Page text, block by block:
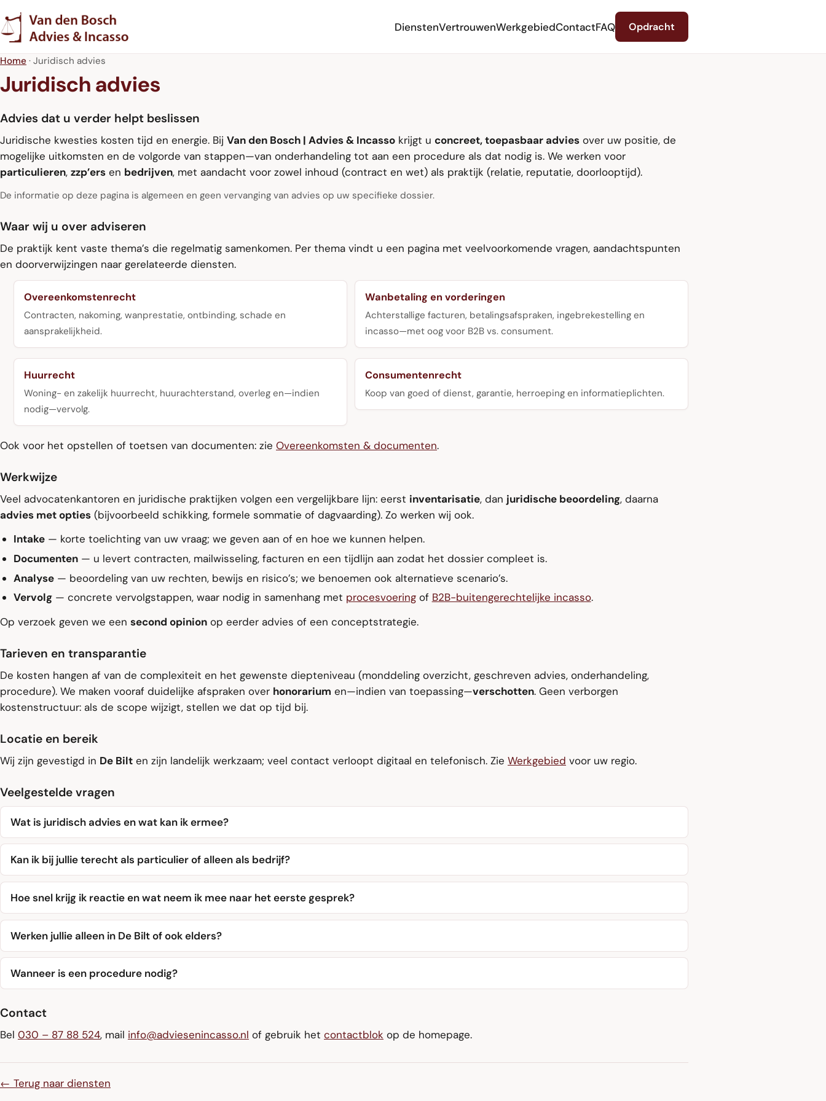
DienstenVertrouwenWerkgebiedContactFAQ Opdracht
Home · Juridisch advies
Juridisch advies
Advies dat u verder helpt beslissen
Juridische kwesties kosten tijd en energie. Bij Van den Bosch | Advies & Incasso krijgt u concreet, toepasbaar advies over uw positie, de
mogelijke uitkomsten en de volgorde van stappen—van onderhandeling tot aan een procedure als dat nodig is. We werken voor
particulieren, zzp’ers en bedrijven, met aandacht voor zowel inhoud (contract en wet) als praktijk (relatie, reputatie, doorlooptijd).
De informatie op deze pagina is algemeen en geen vervanging van advies op uw specifieke dossier.
Waar wij u over adviseren
De praktijk kent vaste thema’s die regelmatig samenkomen. Per thema vindt u een pagina met veelvoorkomende vragen, aandachtspunten
en doorverwijzingen naar gerelateerde diensten.
Overeenkomstenrecht
Contracten, nakoming, wanprestatie, ontbinding, schade en
aansprakelijkheid.
Wanbetaling en vorderingen
Achterstallige facturen, betalingsafspraken, ingebrekestelling en
incasso—met oog voor B2B vs. consument.
Huurrecht
Woning- en zakelijk huurrecht, huurachterstand, overleg en—indien
nodig—vervolg.
Consumentenrecht
Koop van goed of dienst, garantie, herroeping en informatieplichten.
Ook voor het opstellen of toetsen van documenten: zie Overeenkomsten & documenten.
Werkwijze
Veel advocatenkantoren en juridische praktijken volgen een vergelijkbare lijn: eerst inventarisatie, dan juridische beoordeling, daarna
advies met opties (bijvoorbeeld schikking, formele sommatie of dagvaarding). Zo werken wij ook.
Intake— korte toelichting van uw vraag; we geven aan of en hoe we kunnen helpen.
Documenten— u levert contracten, mailwisseling, facturen en een tijdlijn aan zodat het dossier compleet is.
Analyse— beoordeling van uw rechten, bewijs en risico’s; we benoemen ook alternatieve scenario’s.
Vervolg— concrete vervolgstappen, waar nodig in samenhang met procesvoeringof B2B-buitengerechtelijke incasso.
Op verzoek geven we een second opinion op eerder advies of een conceptstrategie.
Tarieven en transparantie
De kosten hangen af van de complexiteit en het gewenste diepteniveau (monddeling overzicht, geschreven advies, onderhandeling,
procedure). We maken vooraf duidelijke afspraken over honorarium en—indien van toepassing—verschotten. Geen verborgen
kostenstructuur: als de scope wijzigt, stellen we dat op tijd bij.
Locatie en bereik
Wij zijn gevestigd in De Bilt en zijn landelijk werkzaam; veel contact verloopt digitaal en telefonisch. Zie Werkgebied voor uw regio.
Veelgestelde vragen
Wat is juridisch advies en wat kan ik ermee?
Kan ik bij jullie terecht als particulier of alleen als bedrijf?
Hoe snel krijg ik reactie en wat neem ik mee naar het eerste gesprek?
Werken jullie alleen in De Bilt of ook elders?
Wanneer is een procedure nodig?
Contact
Bel 030 – 87 88 524, mail info@adviesenincasso.nl of gebruik het contactblok op de homepage.
← Terug naar diensten